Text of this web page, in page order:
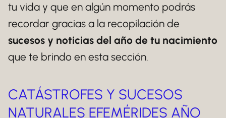
tu vida y que en algún momento podrás
recordar gracias a la recopilación de
sucesos y noticias del año de tu nacimiento
que te brindo en esta sección.
CATÁSTROFES Y SUCESOS
NATURALES EFEMÉRIDES AÑO